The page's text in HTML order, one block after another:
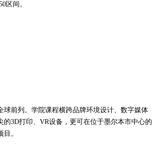
区间。
前列。学院课程横跨品牌环境设计、数字媒体
3D打印、VR设备，更可在位于墨尔本市中心的
。